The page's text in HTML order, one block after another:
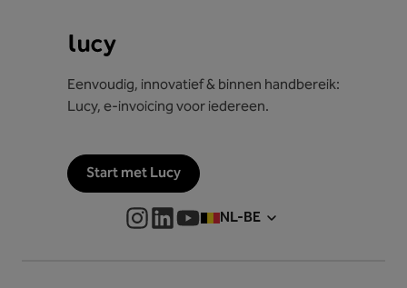
Eenvoudig, innovatief & binnen handbereik:
Lucy, e-invoicing voor iedereen.
Start met Lucy
NL-BE